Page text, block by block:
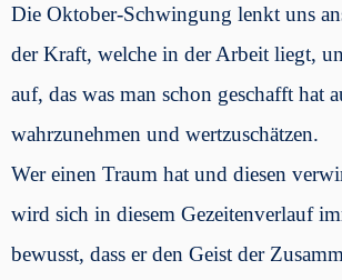
Die Oktober-Schwingung lenkt uns
der Kraft, welche in der Arbeit liegt,
auf, das was man schon geschafft hat
wahrzunehmen und wertzuschätzen.
Wer einen Traum hat und diesen
wird sich in diesem Gezeitenverlauf
bewusst, dass er den Geist der